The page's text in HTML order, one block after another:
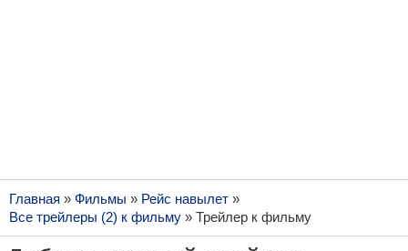
Главная » Фильмы » Рейс навылет »
Все трейлеры (2) к фильму » Трейлер к фильму